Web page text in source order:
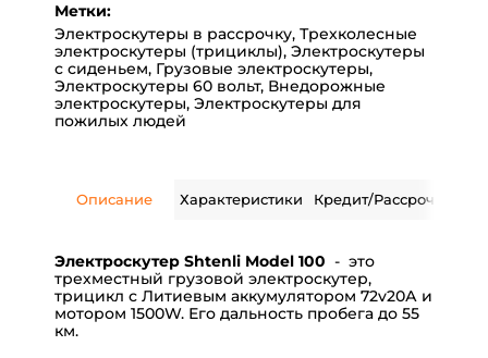
Метки:
Электроскутеры в рассрочку, Трехколесные
электроскутеры (трициклы), Электроскутеры
с сиденьем, Грузовые электроскутеры,
Электроскутеры 60 вольт, Внедорожные
электроскутеры, Электроскутеры для
пожилых людей
Описание Характеристики Кредит/Рассрочка
Электроскутер Shtenli Model 100 - это
трехместный грузовой электроскутер,
трицикл с Литиевым аккумулятором 72v20А и
мотором 1500W. Его дальность пробега до 55
км.